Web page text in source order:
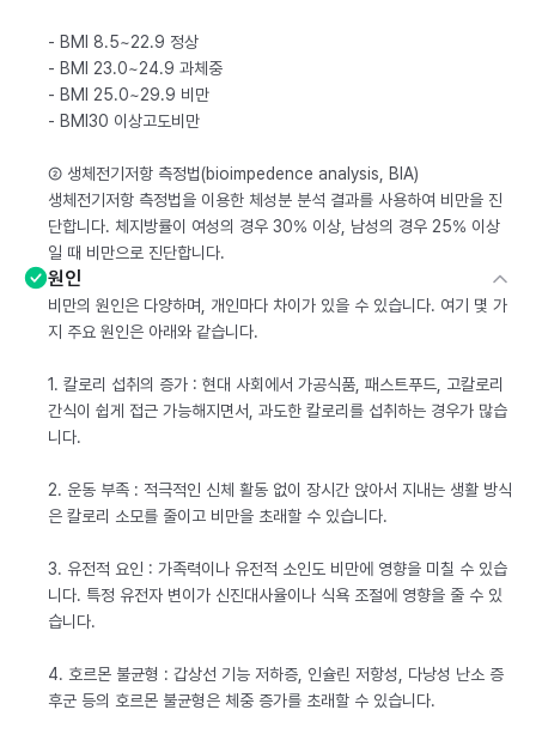
- BMI 8.5~22.9 정상
- BMI 23.0~24.9 과체중
- BMI 25.0~29.9 비만
- BMI30 이상고도비만
② 생체전기저항 측정법(bioimpedence analysis, BIA)
생체전기저항 측정법을 이용한 체성분 분석 결과를 사용하여 비만을 진
단합니다. 체지방률이 여성의 경우 30% 이상, 남성의 경우 25% 이상
일 때 비만으로 진단합니다.
원인
비만의 원인은 다양하며, 개인마다 차이가 있을 수 있습니다. 여기 몇 가
지 주요 원인은 아래와 같습니다.
1. 칼로리 섭취의 증가 : 현대 사회에서 가공식품, 패스트푸드, 고칼로리
간식이 쉽게 접근 가능해지면서, 과도한 칼로리를 섭취하는 경우가 많습
니다.
2. 운동 부족 : 적극적인 신체 활동 없이 장시간 앉아서 지내는 생활 방식
은 칼로리 소모를 줄이고 비만을 초래할 수 있습니다.
3. 유전적 요인 : 가족력이나 유전적 소인도 비만에 영향을 미칠 수 있습
니다. 특정 유전자 변이가 신진대사율이나 식욕 조절에 영향을 줄 수 있
습니다.
4. 호르몬 불균형 : 갑상선 기능 저하증, 인슐린 저항성, 다낭성 난소 증
후군 등의 호르몬 불균형은 체중 증가를 초래할 수 있습니다.